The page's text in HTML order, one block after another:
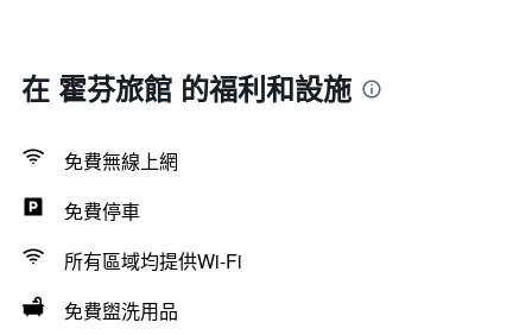
在 霍芬旅館 的福利和設施
免費無線上網
免費停車
所有區域均提供Wi-Fi
免費盥洗用品